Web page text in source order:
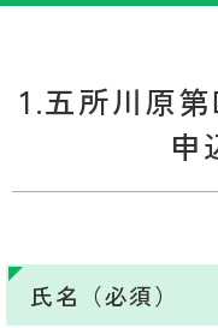
1.五所川原第
申
氏名（必須）